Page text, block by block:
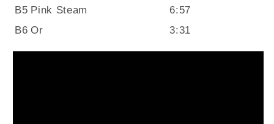
B5 Pink Steam
6:57
B6 Or 3:31